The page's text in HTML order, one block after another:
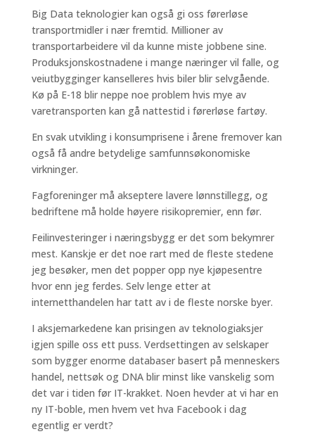
Big Data teknologier kan også gi oss førerløse
transportmidler i nær fremtid. Millioner av
transportarbeidere vil da kunne miste jobbene sine.
Produksjonskostnadene i mange næringer vil falle, og
veiutbygginger kanselleres hvis biler blir selvgående.
Kø på E-18 blir neppe noe problem hvis mye av
varetransporten kan gå nattestid i førerløse fartøy.
En svak utvikling i konsumprisene i årene fremover kan
også få andre betydelige samfunnsøkonomiske
virkninger.
Fagforeninger må akseptere lavere lønnstillegg, og
bedriftene må holde høyere risikopremier, enn før.
Feilinvesteringer i næringsbygg er det som bekymrer
mest. Kanskje er det noe rart med de fleste stedene
jeg besøker, men det popper opp nye kjøpesentre
hvor enn jeg ferdes. Selv lenge etter at
internetthandelen har tatt av i de fleste norske byer.
I aksjemarkedene kan prisingen av teknologiaksjer
igjen spille oss ett puss. Verdsettingen av selskaper
som bygger enorme databaser basert på menneskers
handel, nettsøk og DNA blir minst like vanskelig som
det var i tiden før IT-krakket. Noen hevder at vi har en
ny IT-boble, men hvem vet hva Facebook i dag
egentlig er verdt?